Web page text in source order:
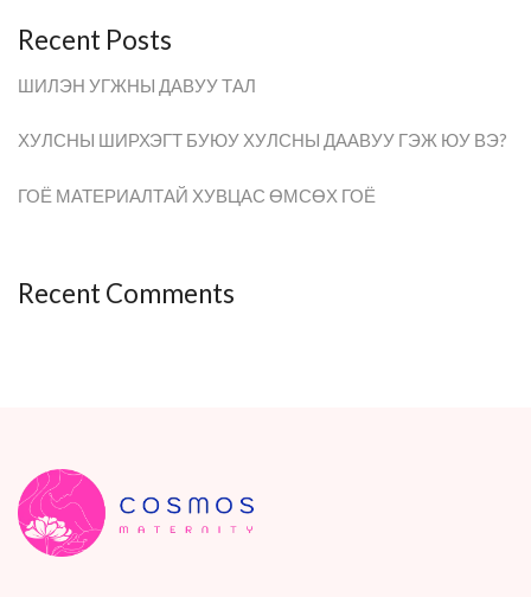
Recent Posts
ШИЛЭН УГЖНЫ ДАВУУ ТАЛ
ХУЛСНЫ ШИРХЭГТ БУЮУ ХУЛСНЫ ДААВУУ ГЭЖ ЮУ ВЭ?
ГОЁ МАТЕРИАЛТАЙ ХУВЦАС ӨМСӨХ ГОЁ
Recent Comments